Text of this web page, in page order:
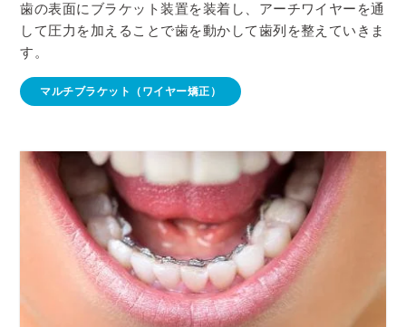
歯の表面にブラケット装置を装着し、アーチワイヤーを通
して圧力を加えることで歯を動かして歯列を整えていきま
す。
マルチブラケット（ワイヤー矯正）